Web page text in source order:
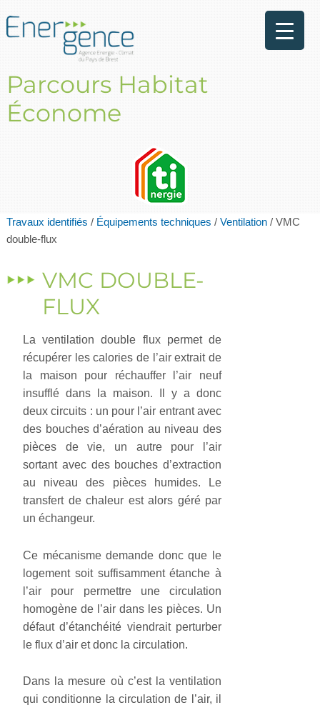
Parcours Habitat
Économe
Travaux identifiés / Équipements techniques / Ventilation/ VMC
double-flux
VMC DOUBLE-
FLUX
La ventilation double flux permet de
récupérer les calories de l’air extrait de
la maison pour réchauffer l’air neuf
insufflé dans la maison. Il y a donc
deux circuits : un pour l’air entrant avec
des bouches d’aération au niveau des
pièces de vie, un autre pour l’air
sortant avec des bouches d’extraction
au niveau des pièces humides. Le
transfert de chaleur est alors géré par
un échangeur.
Ce mécanisme demande donc que le
logement soit suffisamment étanche à
l’air pour permettre une circulation
homogène de l’air dans les pièces. Un
défaut d’étanchéité viendrait perturber
le flux d’air et donc la circulation.
Dans la mesure où c’est la ventilation
qui conditionne la circulation de l’air, il